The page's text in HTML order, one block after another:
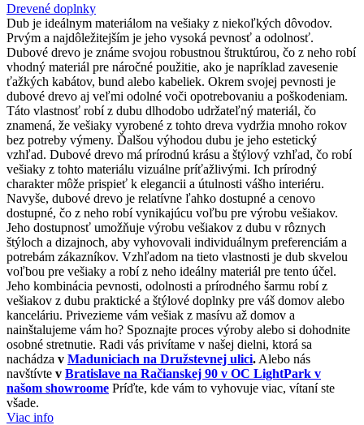
Drevené doplnky
Dub je ideálnym materiálom na vešiaky z niekoľkých dôvodov.
Prvým a najdôležitejším je jeho vysoká pevnosť a odolnosť.
Dubové drevo je známe svojou robustnou štruktúrou, čo z neho robí
vhodný materiál pre náročné použitie, ako je napríklad zavesenie
ťažkých kabátov, bund alebo kabeliek. Okrem svojej pevnosti je
dubové drevo aj veľmi odolné voči opotrebovaniu a poškodeniam.
Táto vlastnosť robí z dubu dlhodobo udržateľný materiál, čo
znamená, že vešiaky vyrobené z tohto dreva vydržia mnoho rokov
bez potreby výmeny. Ďalšou výhodou dubu je jeho estetický
vzhľad. Dubové drevo má prírodnú krásu a štýlový vzhľad, čo robí
vešiaky z tohto materiálu vizuálne príťažlivými. Ich prírodný
charakter môže prispieť k elegancii a útulnosti vášho interiéru.
Navyše, dubové drevo je relatívne ľahko dostupné a cenovo
dostupné, čo z neho robí vynikajúcu voľbu pre výrobu vešiakov.
Jeho dostupnosť umožňuje výrobu vešiakov z dubu v rôznych
štýloch a dizajnoch, aby vyhovovali individuálnym preferenciám a
potrebám zákazníkov. Vzhľadom na tieto vlastnosti je dub skvelou
voľbou pre vešiaky a robí z neho ideálny materiál pre tento účel.
Jeho kombinácia pevnosti, odolnosti a prírodného šarmu robí z
vešiakov z dubu praktické a štýlové doplnky pre váš domov alebo
kanceláriu. Privezieme vám vešiak z masívu až domov a
nainštalujeme vám ho? Spoznajte proces výroby alebo si dohodnite
osobné stretnutie. Radi vás privítame v našej dielni, ktorá sa
nachádza v Maduniciach na Družstevnej ulici. Alebo nás
navštívte v Bratislave na Račianskej 90 v OC LightPark v
našom showroome Príďte, kde vám to vyhovuje viac, vítaní ste
všade.
Viac info